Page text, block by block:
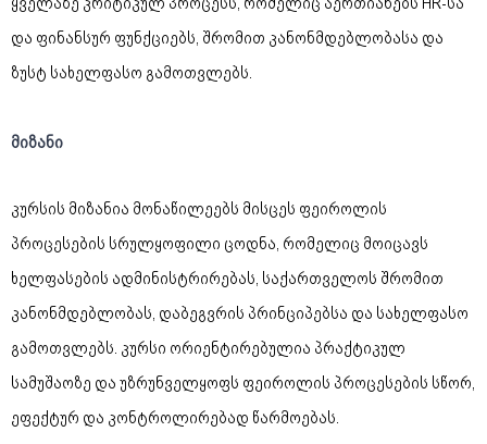
და ფინანსურ ფუნქციებს, შრომით კანონმდებლობასა და
ზუსტ სახელფასო გამოთვლებს.
მიზანი
კურსის მიზანია მონაწილეებს მისცეს ფეიროლის
პროცესების სრულყოფილი ცოდნა, რომელიც მოიცავს
ხელფასების ადმინისტრირებას, საქართველოს შრომით
კანონმდებლობას, დაბეგვრის პრინციპებსა და სახელფასო
გამოთვლებს. კურსი ორიენტირებულია პრაქტიკულ
სამუშაოზე და უზრუნველყოფს ფეიროლის პროცესების სწორ,
ეფექტურ და კონტროლირებად წარმოებას.